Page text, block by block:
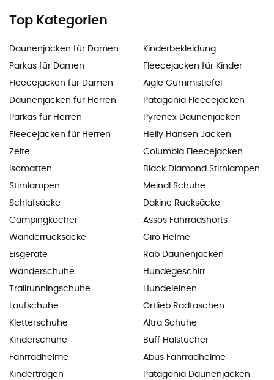
Top Kategorien
Daunenjacken für Damen
Parkas für Damen
Fleecejacken für Damen
Daunenjacken für Herren
Parkas für Herren
Fleecejacken für Herren
Zelte
Isomatten
Stirnlampen
Schlafsäcke
Campingkocher
Wanderrucksäcke
Eisgeräte
Wanderschuhe
Trailrunningschuhe
Laufschuhe
Kletterschuhe
Kinderschuhe
Fahrradhelme
Kindertragen
Kinderbekleidung
Fleecejacken für Kinder
Aigle Gummistiefel
Patagonia Fleecejacken
Pyrenex Daunenjacken
Helly Hansen Jacken
Columbia Fleecejacken
Black Diamond Stirnlampen
Meindl Schuhe
Dakine Rucksäcke
Assos Fahrradshorts
Giro Helme
Rab Daunenjacken
Hundegeschirr
Hundeleinen
Ortlieb Radtaschen
Altra Schuhe
Buff Halstücher
Abus Fahrradhelme
Patagonia Daunenjacken